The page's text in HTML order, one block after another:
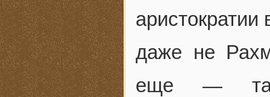
даже не
еще —